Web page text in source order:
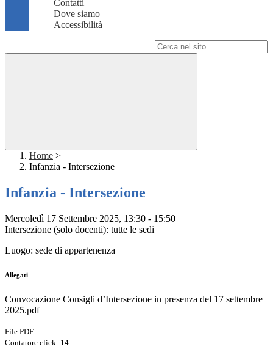
Contatti
Dove siamo
Accessibilità
Home >
Infanzia - Intersezione
Infanzia - Intersezione
Mercoledì 17 Settembre 2025, 13:30 - 15:50
Intersezione (solo docenti): tutte le sedi
Luogo: sede di appartenenza
Allegati
Convocazione Consigli d’Intersezione in presenza del 17 settembre
2025.pdf
File PDF
Contatore click: 14